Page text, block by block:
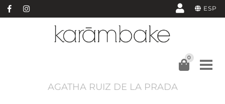
ESP
0
AGATHA RUIZ DE LA PRADA